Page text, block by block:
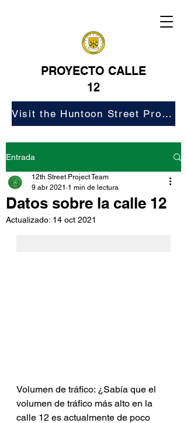
PROYECTO CALLE
12
Visit the Huntoon Street Project Website
Entrada
Datos sobre la calle 12
12th Street Project Team
9 abr 2021 1 min de lectura
Actualizado: 14 oct 2021
Volumen de tráfico: ¿Sabía que el
volumen de tráfico más alto en la
calle 12 es actualmente de poco